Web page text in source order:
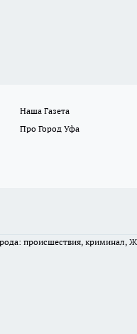
Наша Газета
Про Город Уфа
происшествия, криминал,